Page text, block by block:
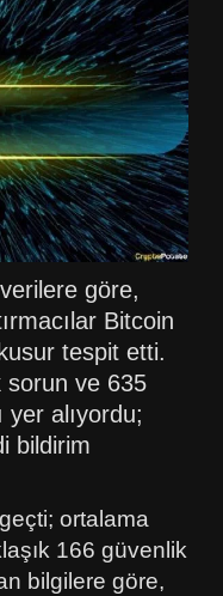
göre,
Bitcoin
tespit etti.
sorun ve 635
yer alıyordu;
bildirim
ortalama
166 güvenlik
bilgilere göre,